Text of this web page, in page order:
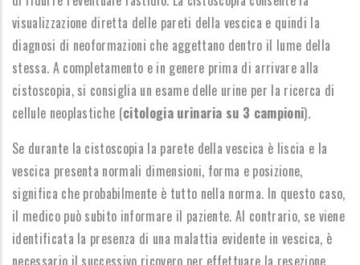
visualizzazione diretta delle pareti della vescica e quindi la
diagnosi di neoformazioni che aggettano dentro il lume della
stessa. A completamento e in genere prima di arrivare alla
cistoscopia, si consiglia un esame delle urine per la ricerca di
cellule neoplastiche (citologia urinaria su 3 campioni).
Se durante la cistoscopia la parete della vescica è liscia e la
vescica presenta normali dimensioni, forma e posizione,
significa che probabilmente è tutto nella norma. In questo caso,
il medico può subito informare il paziente. Al contrario, se viene
identificata la presenza di una malattia evidente in vescica, è
necessario il successivo ricovero per effettuare la resezione